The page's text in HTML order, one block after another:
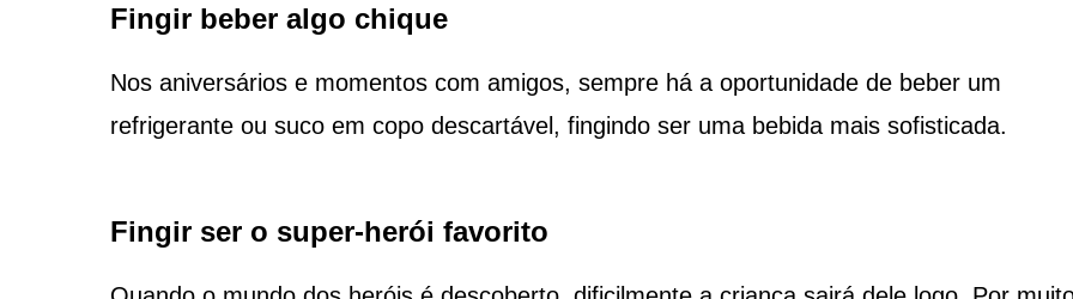
Fingir beber algo chique
Nos aniversários e momentos com amigos, sempre há a oportunidade de beber um
refrigerante ou suco em copo descartável, fingindo ser uma bebida mais sofisticada.
Fingir ser o super-herói favorito